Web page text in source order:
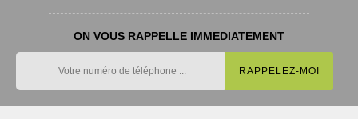
ON VOUS RAPPELLE IMMEDIATEMENT